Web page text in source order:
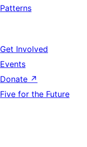
Patterns
Get Involved
Events
Donate ↗
Five for the Future